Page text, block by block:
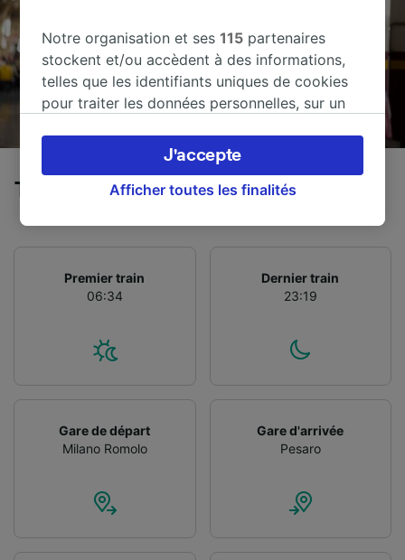
Trains de Milano Romolo à Pesaro
Premier train
06:34
Dernier train
23:19
Gare de départ
Milano Romolo
Gare d'arrivée
Pesaro
Notre organisation et ses115 partenaires
stockent et/ou accèdent à des informations,
telles que les identifiants uniques de cookies
pour traiter les données personnelles, sur un
préférences, notamment en exerçant votre
droit d’opposition à l’intérêt légitime, en
cliquant ci-dessous ou à tout moment sur la
et n’affecteront pas les données de navigation.
Vos données ne seront pas utilisées à des fins
de traçage si vous nous avez demandé de ne
Nos équipes ainsi que nos partenaires
externes, traitent des données selon les
finalités suivantes :
précises. Analyser activement les
caractéristiques de l’appareil pour
informations sur un appareil. Publicités et
contenu personnalisés, mesure de
Afficher toutes les finalités
J'accepte